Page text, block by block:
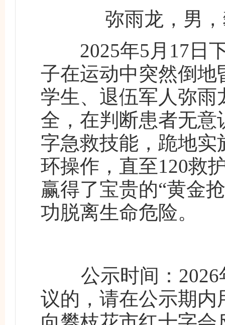
弥雨龙，男，
2025年5月17日下
子在运动中突然倒
学生、退伍军人弥
全，在判断患者无
字急救技能，跪地
环操作，直至120救
赢得了宝贵的“黄金
功脱离生命危险。
公示时间：2026
议的，请在公示期